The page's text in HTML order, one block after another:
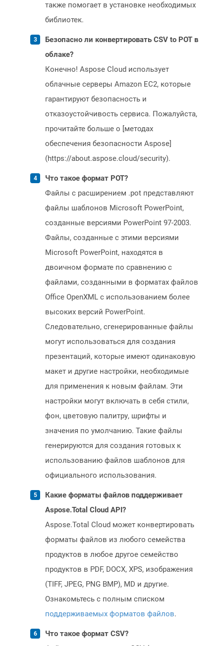
также помогает в установке необходимых
библиотек.
Безопасно ли конвертировать CSV to POT в
облаке?
Конечно! Aspose Cloud использует
облачные серверы Amazon EC2, которые
гарантируют безопасность и
отказоустойчивость сервиса. Пожалуйста,
прочитайте больше о [методах
обеспечения безопасности Aspose]
(https://about.aspose.cloud/security).
Что такое формат POT?
Файлы с расширением .pot представляют
файлы шаблонов Microsoft PowerPoint,
созданные версиями PowerPoint 97-2003.
Файлы, созданные с этими версиями
Microsoft PowerPoint, находятся в
двоичном формате по сравнению с
файлами, созданными в форматах файлов
Office OpenXML с использованием более
высоких версий PowerPoint.
Следовательно, сгенерированные файлы
могут использоваться для создания
презентаций, которые имеют одинаковую
макет и другие настройки, необходимые
для применения к новым файлам. Эти
настройки могут включать в себя стили,
фон, цветовую палитру, шрифты и
значения по умолчанию. Такие файлы
генерируются для создания готовых к
использованию файлов шаблонов для
официального использования.
Какие форматы файлов поддерживает
Aspose.Total Cloud API?
Aspose.Total Cloud может конвертировать
форматы файлов из любого семейства
продуктов в любое другое семейство
продуктов в PDF, DOCX, XPS, изображения
(TIFF, JPEG, PNG BMP), MD и другие.
Ознакомьтесь с полным списком
поддерживаемых форматов файлов.
Что такое формат CSV?